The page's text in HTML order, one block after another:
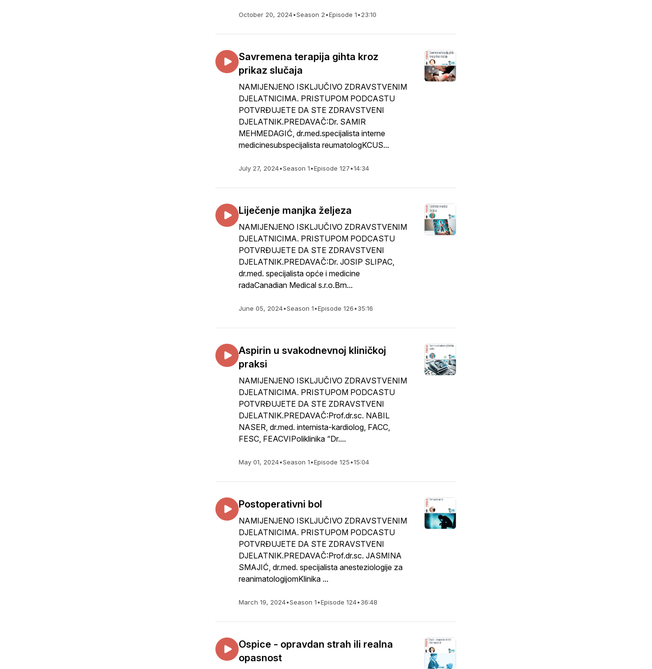
October 20, 2024•Season 2•Episode 1•23:10
Savremena terapija gihta kroz
prikaz slučaja
NAMIJENJENO ISKLJUČIVO ZDRAVSTVENIM
DJELATNICIMA. PRISTUPOM PODCASTU
POTVRĐUJETE DA STE ZDRAVSTVENI
DJELATNIK.PREDAVAČ:Dr. SAMIR
MEHMEDAGIĆ, dr.med.specijalista interne
medicinesubspecijalista reumatologKCUS...
July 27, 2024•Season 1•Episode 127•14:34
Liječenje manjka željeza
NAMIJENJENO ISKLJUČIVO ZDRAVSTVENIM
DJELATNICIMA. PRISTUPOM PODCASTU
POTVRĐUJETE DA STE ZDRAVSTVENI
DJELATNIK.PREDAVAČ:Dr. JOSIP SLIPAC,
dr.med. specijalista opće i medicine
radaCanadian Medical s.r.o.Brn...
June 05, 2024•Season 1•Episode 126•35:16
Aspirin u svakodnevnoj kliničkoj
praksi
NAMIJENJENO ISKLJUČIVO ZDRAVSTVENIM
DJELATNICIMA. PRISTUPOM PODCASTU
POTVRĐUJETE DA STE ZDRAVSTVENI
DJELATNIK.PREDAVAČ:Prof.dr.sc. NABIL
NASER, dr.med. internista-kardiolog, FACC,
FESC, FEACVIPoliklinika “Dr....
May 01, 2024•Season 1•Episode 125•15:04
Postoperativni bol
NAMIJENJENO ISKLJUČIVO ZDRAVSTVENIM
DJELATNICIMA. PRISTUPOM PODCASTU
POTVRĐUJETE DA STE ZDRAVSTVENI
DJELATNIK.PREDAVAČ:Prof.dr.sc. JASMINA
SMAJIĆ, dr.med. specijalista anesteziologije za
reanimatologijomKlinika ...
March 19, 2024•Season 1•Episode 124•36:48
Ospice - opravdan strah ili realna
opasnost